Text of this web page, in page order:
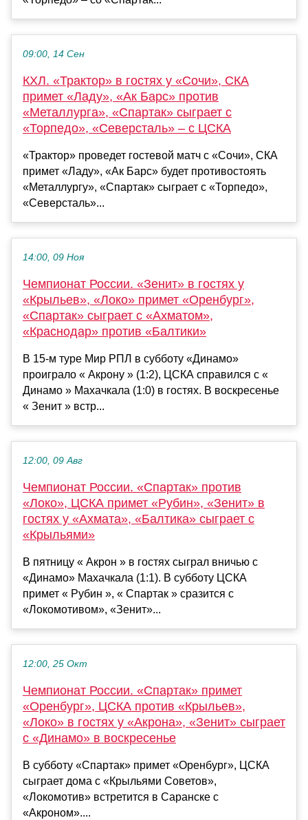
09:00, 14 Сен
КХЛ. «Трактор» в гостях у «Сочи», СКА
примет «Ладу», «Ак Барс» против
«Металлурга», «Спартак» сыграет с
«Торпедо», «Северсталь» – с ЦСКА
«Трактор» проведет гостевой матч с «Сочи», СКА
примет «Ладу», «Ак Барс» будет противостоять
«Металлургу», «Спартак» сыграет с «Торпедо»,
«Северсталь»...
14:00, 09 Ноя
Чемпионат России. «Зенит» в гостях у
«Крыльев», «Локо» примет «Оренбург»,
«Спартак» сыграет с «Ахматом»,
«Краснодар» против «Балтики»
В 15-м туре Мир РПЛ в субботу «Динамо»
проиграло « Акрону » (1:2), ЦСКА справился с «
Динамо » Махачкала (1:0) в гостях. В воскресенье
« Зенит » встр...
12:00, 09 Авг
Чемпионат России. «Спартак» против
«Локо», ЦСКА примет «Рубин», «Зенит» в
гостях у «Ахмата», «Балтика» сыграет с
«Крыльями»
В пятницу « Акрон » в гостях сыграл вничью с
«Динамо» Махачкала (1:1). В субботу ЦСКА
примет « Рубин », « Спартак » сразится с
«Локомотивом», «Зенит»...
12:00, 25 Окт
Чемпионат России. «Спартак» примет
«Оренбург», ЦСКА против «Крыльев»,
«Локо» в гостях у «Акрона», «Зенит» сыграет
с «Динамо» в воскресенье
В субботу «Спартак» примет «Оренбург», ЦСКА
сыграет дома с «Крыльями Советов»,
«Локомотив» встретится в Саранске с
«Акроном»....